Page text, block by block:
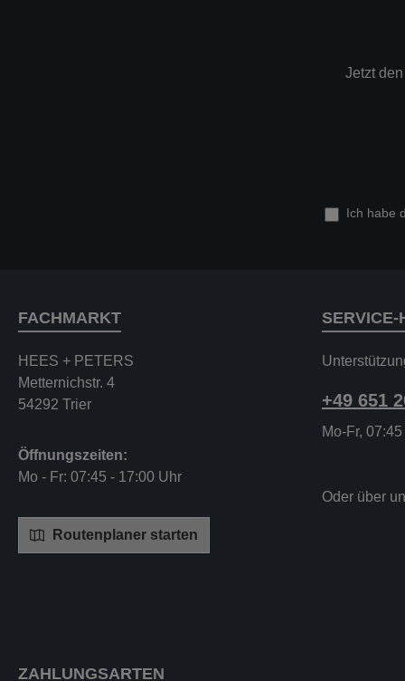
Jetzt
Ich habe
SERVICE-
+49 651
Mo-Fr,
Oder über
ZAHLUNGSARTEN
FACHMARKT
HEES + PETERS
Metternichstr. 4
54292 Trier
Öffnungszeiten:
Mo - Fr: 07:45 - 17:00 Uhr
Routenplaner starten